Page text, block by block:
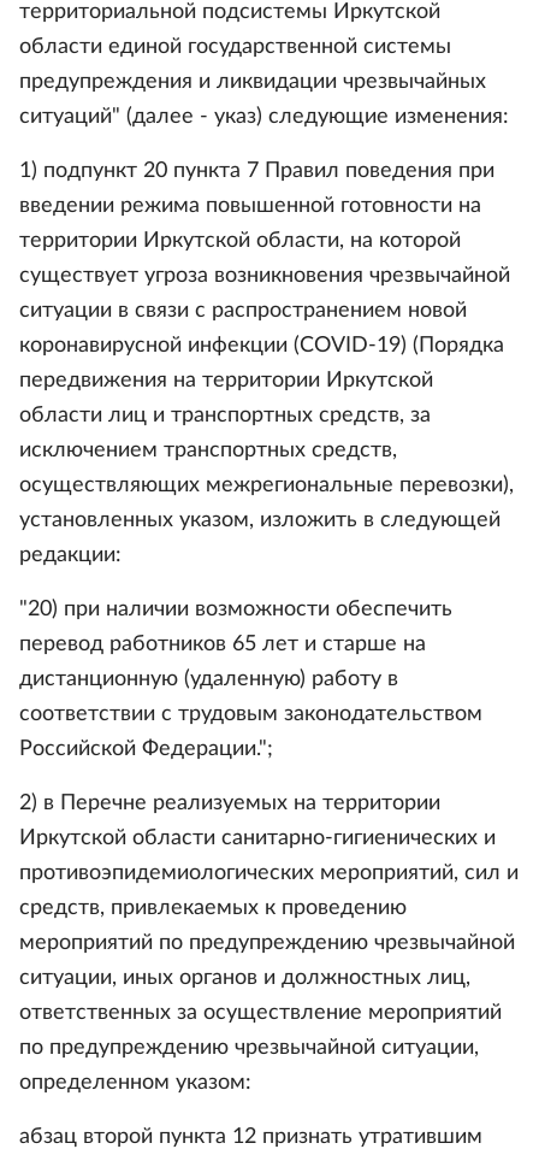
территориальной подсистемы Иркутской
области единой государственной системы
предупреждения и ликвидации чрезвычайных
ситуаций" (далее - указ) следующие изменения:
1) подпункт 20 пункта 7 Правил поведения при
введении режима повышенной готовности на
территории Иркутской области, на которой
существует угроза возникновения чрезвычайной
ситуации в связи с распространением новой
коронавирусной инфекции (COVID-19) (Порядка
передвижения на территории Иркутской
области лиц и транспортных средств, за
исключением транспортных средств,
осуществляющих межрегиональные перевозки),
установленных указом, изложить в следующей
редакции:
"20) при наличии возможности обеспечить
перевод работников 65 лет и старше на
дистанционную (удаленную) работу в
соответствии с трудовым законодательством
Российской Федерации.";
2) в Перечне реализуемых на территории
Иркутской области санитарно-гигиенических и
противоэпидемиологических мероприятий, сил и
средств, привлекаемых к проведению
мероприятий по предупреждению чрезвычайной
ситуации, иных органов и должностных лиц,
ответственных за осуществление мероприятий
по предупреждению чрезвычайной ситуации,
определенном указом:
абзац второй пункта 12 признать утратившим